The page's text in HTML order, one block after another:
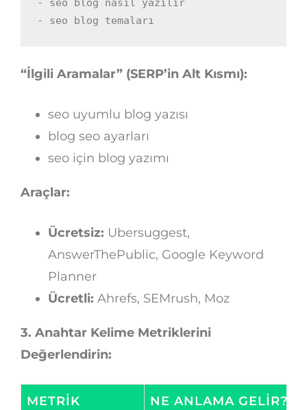
- seo blog nasıl yazılır
- seo blog temaları
“İlgili Aramalar” (SERP’in Alt Kısmı):
seo uyumlu blog yazısı
blog seo ayarları
seo için blog yazımı
Araçlar:
Ücretsiz: Ubersuggest,
AnswerThePublic, Google Keyword
Planner
Ücretli: Ahrefs, SEMrush, Moz
3. Anahtar Kelime Metriklerini
Değerlendirin:
METRIK NE ANLAMA GELIR?